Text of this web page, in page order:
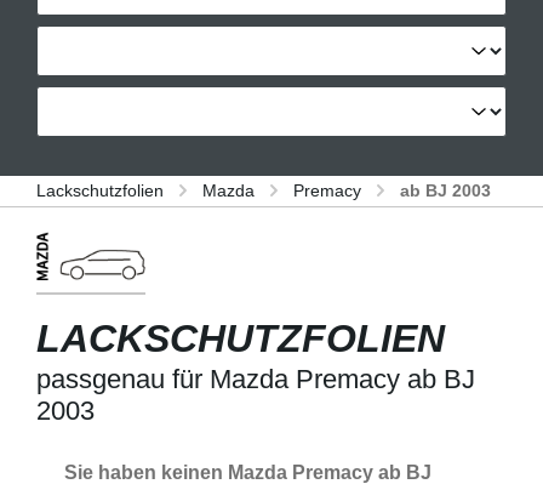
Lackschutzfolien Mazda Premacy ab BJ 2003
LACKSCHUTZFOLIEN
passgenau für Mazda Premacy ab BJ
2003
Sie haben keinen Mazda Premacy ab BJ